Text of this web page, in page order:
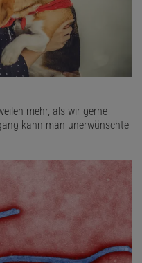
mehr, als wir gerne
kann man unerwünschte